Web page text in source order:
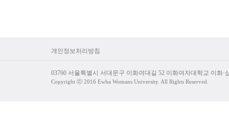
개인정보처리방침
03760 서울특별시 서대문구 이화여대길 52 이화여자대학교 이화
Copyright ⓒ 2016 Ewha Womans University. All Rights Reserved.